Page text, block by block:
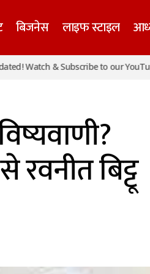
बिजनेस लाइफ स्टाइल
राज्यसभा उम्मीदवारों की सूची
& Subscribe to our YouTube Now!
रवनीत बिट्टू